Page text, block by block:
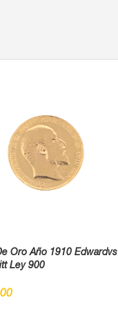
Oro Año 1910 Edwardvs
Ley 900